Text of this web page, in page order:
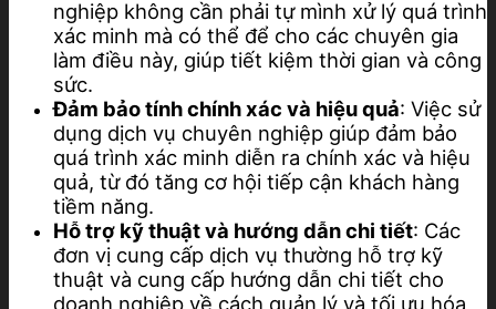
nghiệp không cần phải tự mình xử lý quá trình
xác minh mà có thể để cho các chuyên gia
làm điều này, giúp tiết kiệm thời gian và công
sức.
Đảm bảo tính chính xác và hiệu quả: Việc sử
dụng dịch vụ chuyên nghiệp giúp đảm bảo
quá trình xác minh diễn ra chính xác và hiệu
quả, từ đó tăng cơ hội tiếp cận khách hàng
tiềm năng.
Hỗ trợ kỹ thuật và hướng dẫn chi tiết: Các
đơn vị cung cấp dịch vụ thường hỗ trợ kỹ
thuật và cung cấp hướng dẫn chi tiết cho
doanh nghiệp về cách quản lý và tối ưu hóa